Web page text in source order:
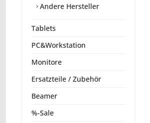
Andere Hersteller
Tablets
PC&Workstation
Monitore
Ersatzteile / Zubehör
Beamer
%-Sale